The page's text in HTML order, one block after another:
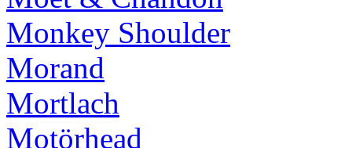
Monkey Shoulder
Morand
Mortlach
Motörhead